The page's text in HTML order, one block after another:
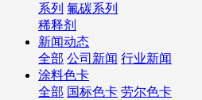
系列 氟碳系列
稀释剂
新闻动态
全部 公司新闻 行业新闻
涂料色卡
全部 国标色卡 劳尔色卡